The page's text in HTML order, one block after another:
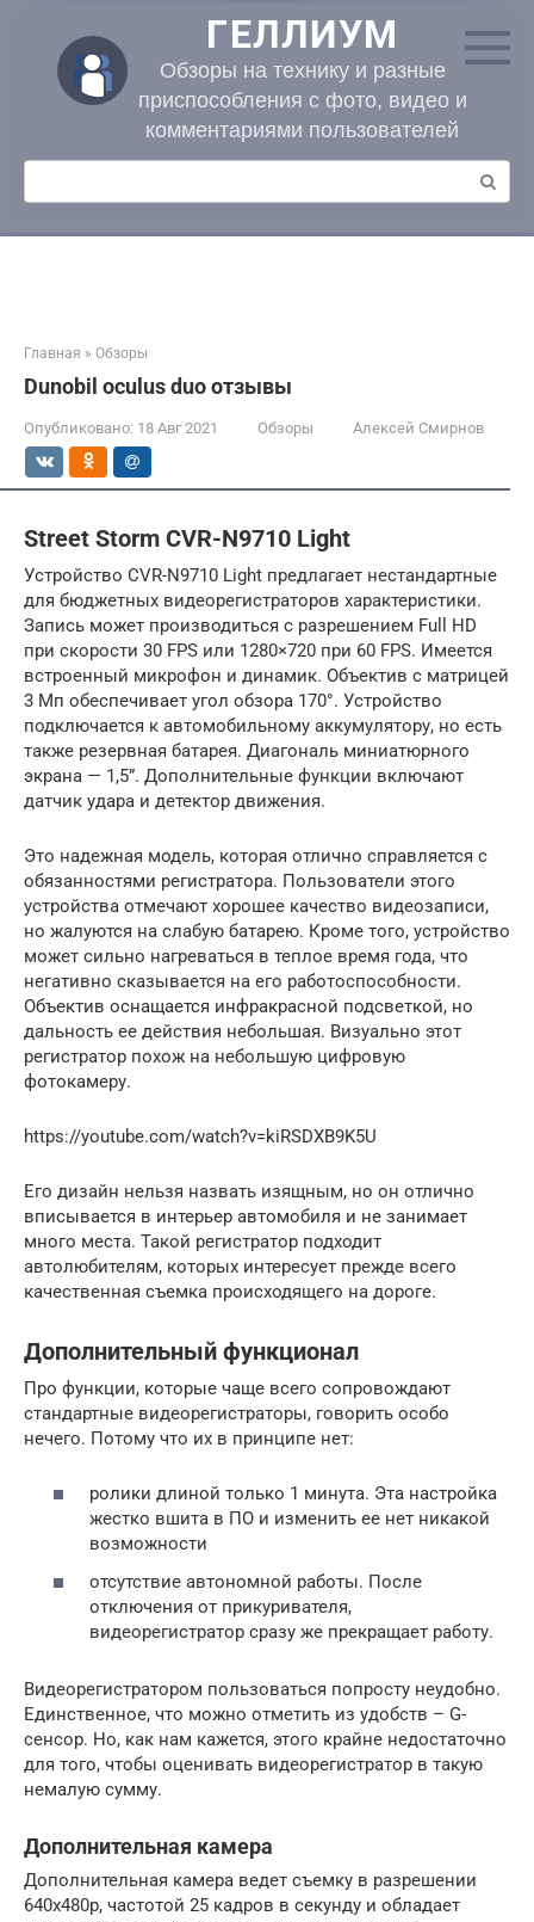
контенту
ГЕЛЛИУМ
Обзоры на технику и разные
приспособления с фото, видео и
комментариями пользователей
Поиск:
Главная » Обзоры
Dunobil oculus duo отзывы
Опубликовано: 18 Авг 2021 Обзоры Алексей Смирнов
Street Storm CVR-N9710 Light
Устройство CVR-N9710 Light предлагает нестандартные
для бюджетных видеорегистраторов характеристики.
Запись может производиться с разрешением Full HD
при скорости 30 FPS или 1280×720 при 60 FPS. Имеется
встроенный микрофон и динамик. Объектив с матрицей
3 Мп обеспечивает угол обзора 170°. Устройство
подключается к автомобильному аккумулятору, но есть
также резервная батарея. Диагональ миниатюрного
экрана — 1,5”. Дополнительные функции включают
датчик удара и детектор движения.
Это надежная модель, которая отлично справляется с
обязанностями регистратора. Пользователи этого
устройства отмечают хорошее качество видеозаписи,
но жалуются на слабую батарею. Кроме того, устройство
может сильно нагреваться в теплое время года, что
негативно сказывается на его работоспособности.
Объектив оснащается инфракрасной подсветкой, но
дальность ее действия небольшая. Визуально этот
регистратор похож на небольшую цифровую
фотокамеру.
https://youtube.com/watch?v=kiRSDXB9K5U
Его дизайн нельзя назвать изящным, но он отлично
вписывается в интерьер автомобиля и не занимает
много места. Такой регистратор подходит
автолюбителям, которых интересует прежде всего
качественная съемка происходящего на дороге.
Дополнительный функционал
Про функции, которые чаще всего сопровождают
стандартные видеорегистраторы, говорить особо
нечего. Потому что их в принципе нет:
ролики длиной только 1 минута. Эта настройка
жестко вшита в ПО и изменить ее нет никакой
возможности
отсутствие автономной работы. После
отключения от прикуривателя,
видеорегистратор сразу же прекращает работу.
Видеорегистратором пользоваться попросту неудобно.
Единственное, что можно отметить из удобств – G-
сенсор. Но, как нам кажется, этого крайне недостаточно
для того, чтобы оценивать видеорегистратор в такую
немалую сумму.
Дополнительная камера
Дополнительная камера ведет съемку в разрешении
640х480р, частотой 25 кадров в секунду и обладает